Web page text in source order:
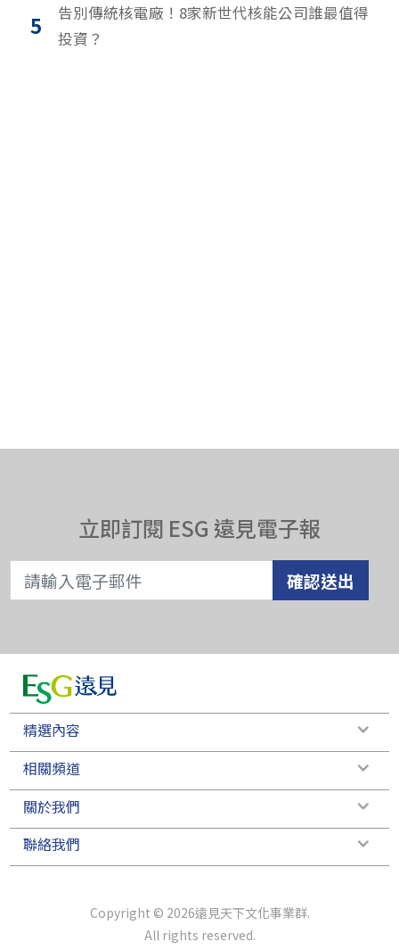
5
告別傳統核電廠！8家新世代核能公司誰最值得
投資？
立即訂閱 ESG 遠見電子報
確認送出
精選內容
相關頻道
關於我們
聯絡我們
Copyright © 2026遠見天下文化事業群.
All rights reserved.